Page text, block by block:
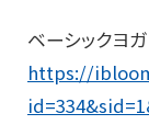
ベーシックヨガ
https://